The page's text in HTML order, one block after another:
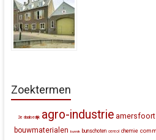
Zoektermen
2e daalsedijk agro-industrie amersfoort
bouwmaterialen bunnik bunschoten cereol chemie